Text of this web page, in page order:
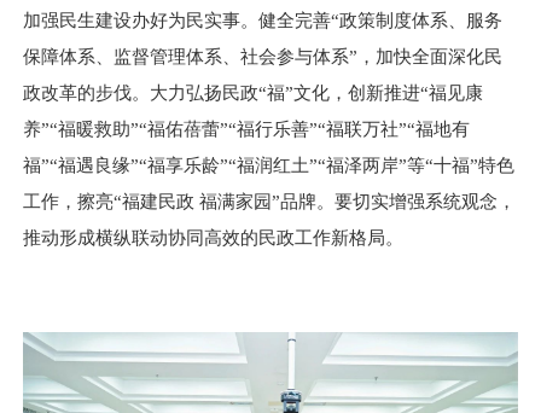
加强民生建设办好为民实事。健全完善“政策制度体系、服务
保障体系、监督管理体系、社会参与体系”，加快全面深化民
政改革的步伐。大力弘扬民政“福”文化，创新推进“福见康
养”“福暖救助”“福佑蓓蕾”“福行乐善”“福联万社”“福地有
福”“福遇良缘”“福享乐龄”“福润红土”“福泽两岸”等“十福”特色
工作，擦亮“福建民政 福满家园”品牌。要切实增强系统观念，
推动形成横纵联动协同高效的民政工作新格局。